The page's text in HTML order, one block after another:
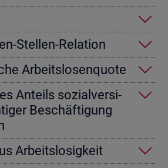
Stel­len-Re­la­ti­on
Ar­beits­lo­sen­quo­te
An­teils so­zi­al­ver­si­
Be­schäf­ti­gung
Ar­beits­lo­sig­keit